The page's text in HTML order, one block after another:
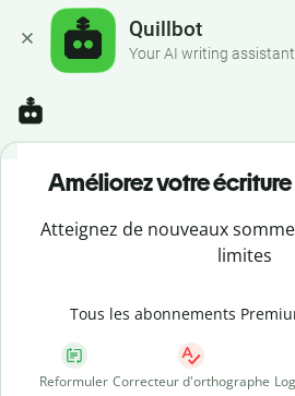
Quillbot
Your AI writing assistant
Améliorez votre
Atteignez de nouveaux
limites
Tous les abonnements
Reformuler Correcteur d'orthographe